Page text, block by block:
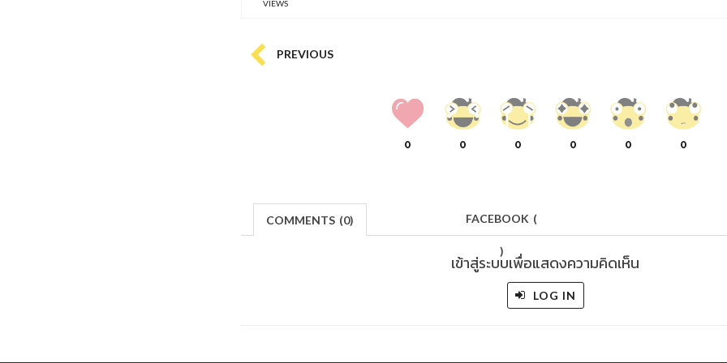
VIEWS
PREVIOUS
0 0 0 0 0 0
COMMENTS (0) FACEBOOK (
)
เข้าสู่ระบบเพื่อแสดงความคิดเห็น
LOG IN